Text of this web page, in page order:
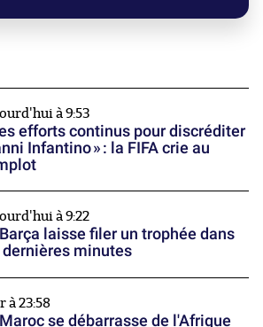
à 9:53
efforts continus pour discréditer
Infantino » : la FIFA crie au
à 9:22
laisse filer un trophée dans
dernières minutes
à 23:58
se débarrasse de l'Afrique